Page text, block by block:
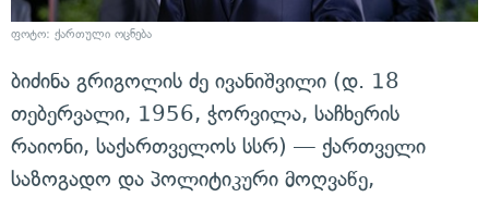
ფოტო: ქართული ოცნება
ბიძინა გრიგოლის ძე ივანიშვილი (დ. 18
თებერვალი, 1956, ჭორვილა, საჩხერის
რაიონი, საქართველოს სსრ) — ქართველი
საზოგადო და პოლიტიკური მოღვაწე,